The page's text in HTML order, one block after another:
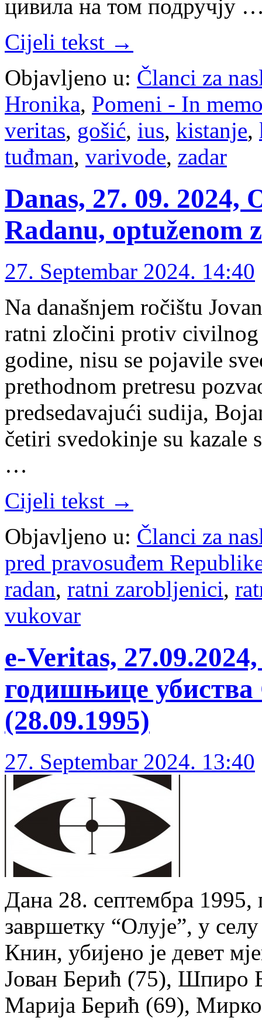
цивила на том подручју
Cijeli tekst →
Objavljeno u: Članci za
Hronika, Pomeni - In
veritas, gošić, ius, kistanje,
tuđman, varivode, zadar
Danas, 27. 09. 2024,
Radanu, optuženom
27. Septembar 2024. 14:40
Na današnjem ročištu
ratni zločini protiv civilnog
godine, nisu se pojavile
prethodnom pretresu
predsedavajući sudija,
četiri svedokinje su kazale
…
Cijeli tekst →
Objavljeno u: Članci za
pred pravosuđem
radan, ratni zarobljenici,
vukovar
e-Veritas,
годишњице
(28.09.1995)
27. Septembar 2024. 13:40
Дана 28. септембра 1995,
завршетку “Олује”, у
Книн, убијено је девет
Јован Берић (75), Шпиро
Марија Берић (69),